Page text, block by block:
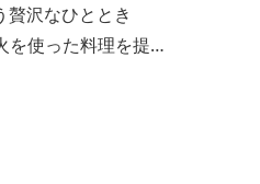
贅沢なひととき
使った料理を提供
間の上品な香りを